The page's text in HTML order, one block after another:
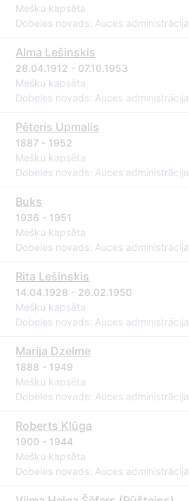
Mešķu kapsēta
Dobeles novads: Auces administrācija
Alma Lešinskis
28.04.1912 - 07.10.1953
Mešķu kapsēta
Dobeles novads: Auces administrācija
Pēteris Upmalis
1887 - 1952
Mešķu kapsēta
Dobeles novads: Auces administrācija
Buks
1936 - 1951
Mešķu kapsēta
Dobeles novads: Auces administrācija
Rita Lešinskis
14.04.1928 - 26.02.1950
Mešķu kapsēta
Dobeles novads: Auces administrācija
Marija Dzelme
1888 - 1949
Mešķu kapsēta
Dobeles novads: Auces administrācija
Roberts Klūga
1900 - 1944
Mešķu kapsēta
Dobeles novads: Auces administrācija